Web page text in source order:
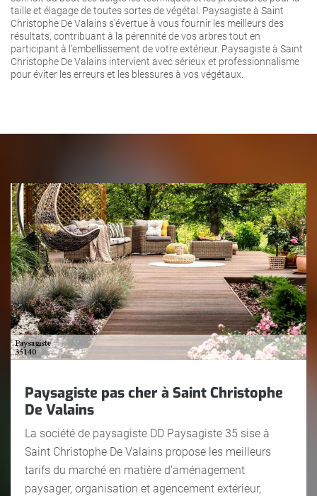
taille et élagage de toutes sortes de végétal. Paysagiste à Saint
Christophe De Valains s’évertue à vous fournir les meilleurs des
résultats, contribuant à la pérennité de vos arbres tout en
participant à l’embellissement de votre extérieur. Paysagiste à Saint
Christophe De Valains intervient avec sérieux et professionnalisme
pour éviter les erreurs et les blessures à vos végétaux.
Paysagiste pas cher à Saint Christophe
De Valains
La société de paysagiste DD Paysagiste 35 sise à
Saint Christophe De Valains propose les meilleurs
tarifs du marché en matière d’aménagement
paysager, organisation et agencement extérieur,